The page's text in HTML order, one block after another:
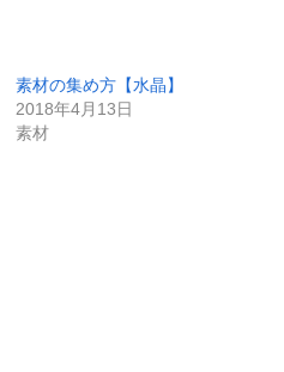
素材の集め方【水晶】
2018年4月13日
素材